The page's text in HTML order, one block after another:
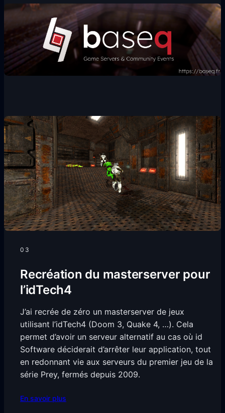
03
Recréation du masterserver pour
l’idTech4
J’ai recrée de zéro un masterserver de jeux
utilisant l’idTech4 (Doom 3, Quake 4, …). Cela
permet d’avoir un serveur alternatif au cas où id
Software déciderait d’arrêter leur application, tout
en redonnant vie aux serveurs du premier jeu de la
série Prey, fermés depuis 2009.
En savoir plus